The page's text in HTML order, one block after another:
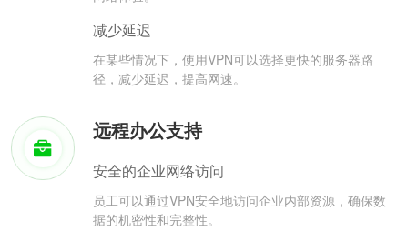
减少延迟
在某些情况下，使用VPN可以选择更快的服务器路
径，减少延迟，提高网速。
远程办公支持
安全的企业网络访问
员工可以通过VPN安全地访问企业内部资源，确保数
据的机密性和完整性。